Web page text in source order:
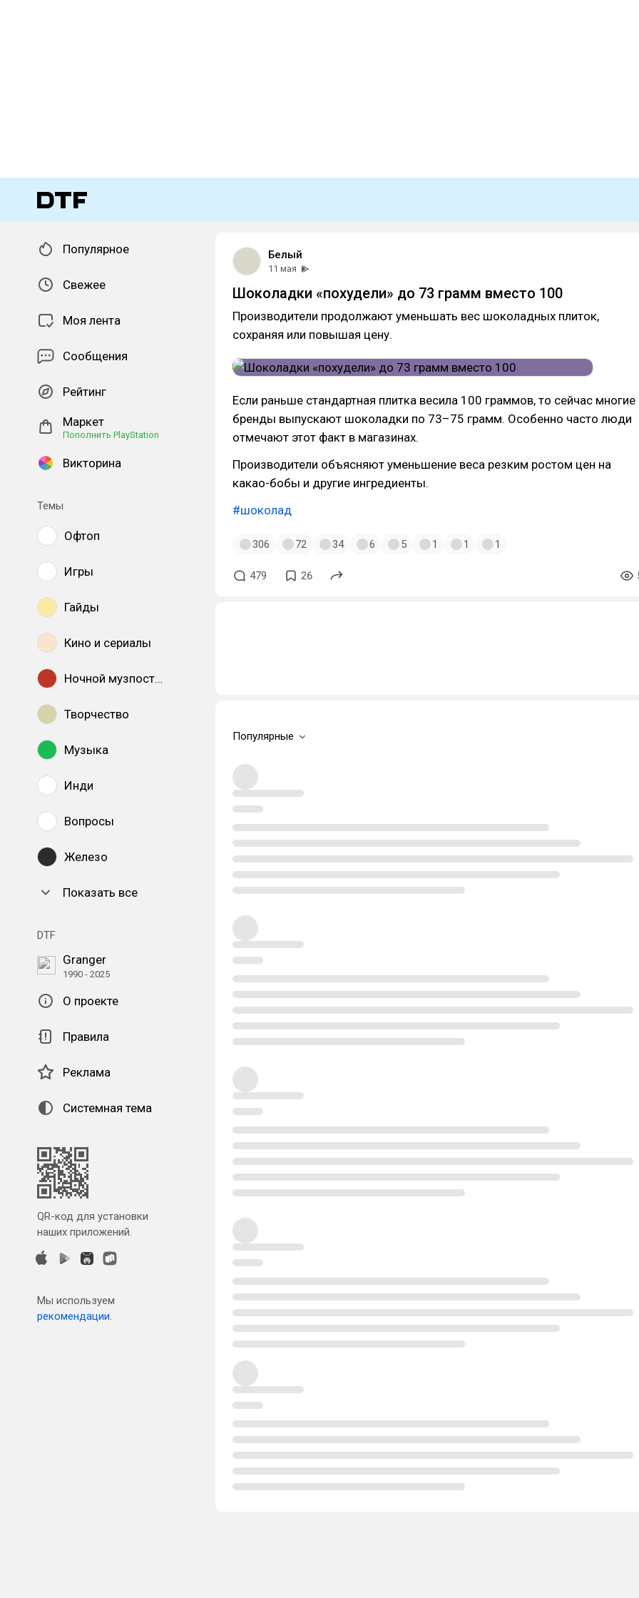
Популярное
Свежее
Моя лента
Сообщения
Рейтинг
Маркет
Пополнить PlayStation
Викторина
Темы
Офтоп
Игры
Гайды
Кино и сериалы
Ночной музпостинг
Творчество
Музыка
Инди
Вопросы
Железо
Показать все
DTF
Granger
1990 - 2025
О проекте
Правила
Реклама
Системная тема
QR-код для установки
наших приложений.
Мы используем
рекомендации.
Белый
11 мая
Шоколадки «похудели» до 73 грамм вместо 100
Производители продолжают уменьшать вес шоколадных плиток,
сохраняя или повышая цену.
Если раньше стандартная плитка весила 100 граммов, то сейчас многие
бренды выпускают шоколадки по 73–75 грамм. Особенно часто люди
отмечают этот факт в магазинах.
Производители объясняют уменьшение веса резким ростом цен на
какао-бобы и другие ингредиенты.
#шоколад
306 72 34 6 5 1 1 1
479 26
Популярные